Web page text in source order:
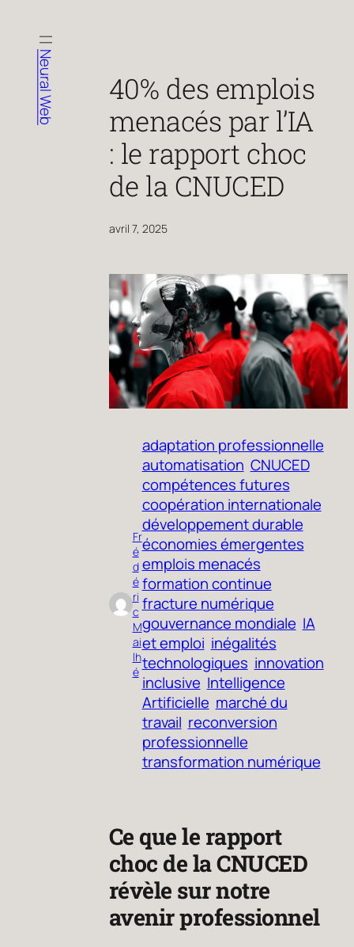
contenu
Neural Web
40% des emplois
menacés par l’IA
: le rapport choc
de la CNUCED
avril 7, 2025
Fr
é
d
é
ri
c
M
ai
lh
é
adaptation professionnelle
automatisation CNUCED
compétences futures
coopération internationale
développement durable
économies émergentes
emplois menacés
formation continue
fracture numérique
gouvernance mondiale IA
et emploi inégalités
technologiques innovation
inclusive Intelligence
Artificielle marché du
travail reconversion
professionnelle
transformation numérique
Ce que le rapport
choc de la CNUCED
révèle sur notre
avenir professionnel